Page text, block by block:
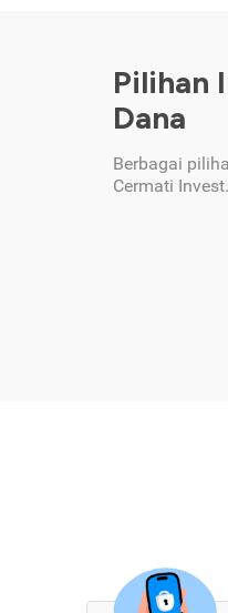
Pilihan
Dana
Berbagai
Cermati Invest.